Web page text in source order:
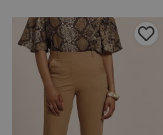
1 /2